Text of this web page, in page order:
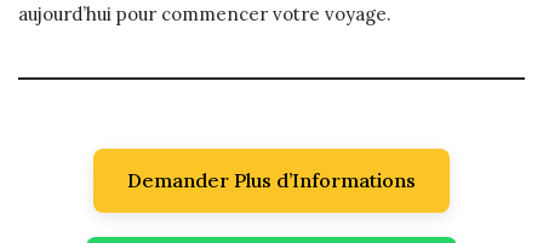
aujourd’hui pour commencer votre voyage.
Demander Plus d’Informations